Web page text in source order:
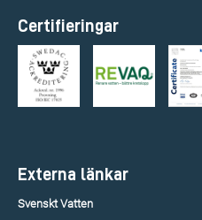
Certifieringar
Externa länkar
Svenskt Vatten